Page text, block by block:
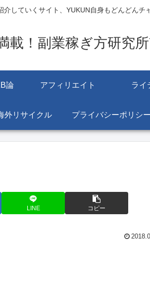
していくサイト、YUKUN自身もどんどんチ
載！副業稼ぎ方研究
論 アフィリエイト ライ
外リサイクル プライバシーポリシー
LINE コピー